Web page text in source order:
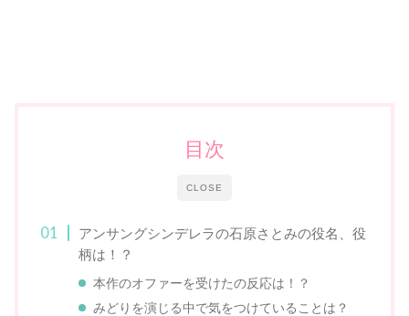
CLOSE
目次
アンサングシンデレラの石原さとみの役名、役
柄は！？
本作のオファーを受けたの反応は！？
みどりを演じる中で気をつけていることは？